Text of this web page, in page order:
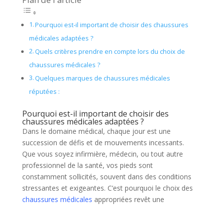
Pourquoi est-il important de choisir des chaussures
médicales adaptées ?
Quels critères prendre en compte lors du choix de
chaussures médicales ?
Quelques marques de chaussures médicales
réputées :
Pourquoi est-il important de choisir des
chaussures médicales adaptées ?
Dans le domaine médical, chaque jour est une
succession de défis et de mouvements incessants.
Que vous soyez infirmière, médecin, ou tout autre
professionnel de la santé, vos pieds sont
constamment sollicités, souvent dans des conditions
stressantes et exigeantes. C’est pourquoi le choix des
chaussures médicales appropriées revêt une